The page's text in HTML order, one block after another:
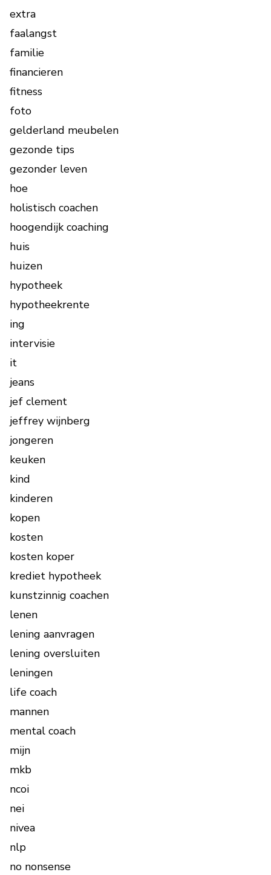
extra
faalangst
familie
financieren
fitness
foto
gelderland meubelen
gezonde tips
gezonder leven
hoe
holistisch coachen
hoogendijk coaching
huis
huizen
hypotheek
hypotheekrente
ing
intervisie
it
jeans
jef clement
jeffrey wijnberg
jongeren
keuken
kind
kinderen
kopen
kosten
kosten koper
krediet hypotheek
kunstzinnig coachen
lenen
lening aanvragen
lening oversluiten
leningen
life coach
mannen
mental coach
mijn
mkb
ncoi
nei
nivea
nlp
no nonsense